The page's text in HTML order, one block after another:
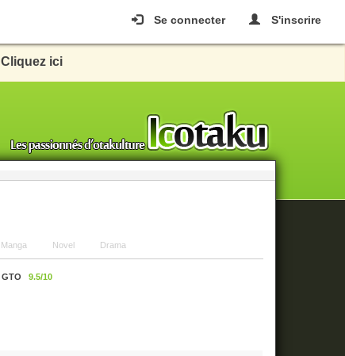
Se connecter S'inscrire
Cliquez ici
Manga Novel Drama
GTO 9.5/10